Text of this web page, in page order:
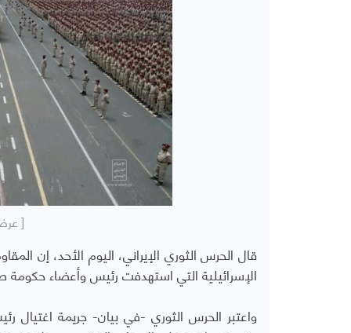
[
قال الحرس الثوري الإيراني، اليوم الأحد، إن
الإسرائيلية التي استهدفت رئيس وأعضاء حكومة
واعتبر الحرس الثوري -في بيان- جريمة اغتيال